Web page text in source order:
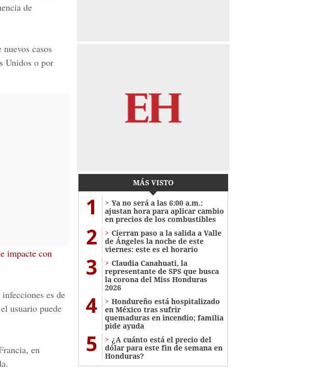
de
casos
Unidos o por
impacte con
es de
usuario puede
en
MÁS VISTO
1
Ya no será a las 6:00 a.m.:
ajustan hora para aplicar cambio
en precios de los combustibles
2
Cierran paso a la salida a Valle
de Ángeles la noche de este
viernes: este es el horario
3
Claudia Canahuati, la
representante de SPS que busca
la corona del Miss Honduras
2026
4
Hondureño está hospitalizado
en México tras sufrir
quemaduras en incendio; familia
pide ayuda
5
¿A cuánto está el precio del
dólar para este fin de semana en
Honduras?